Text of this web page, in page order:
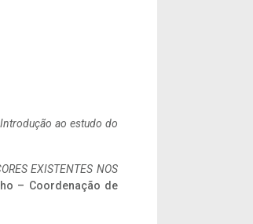
ao estudo do
EXISTENTES NOS
– Coordenação de